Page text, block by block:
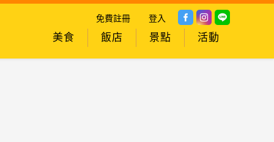
免費註冊 登入
美食 飯店 景點 活動